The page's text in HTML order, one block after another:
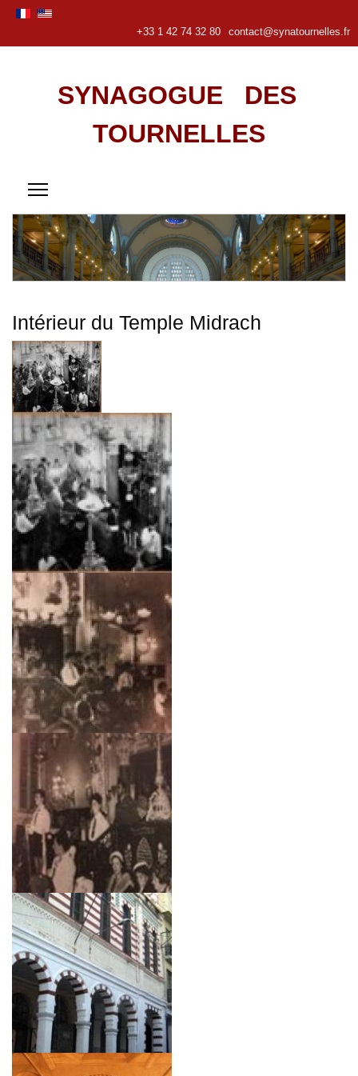
+33 1 42 74 32 80 contact@synatournelles.fr
SYNAGOGUE DES
TOURNELLES
Intérieur du Temple Midrach